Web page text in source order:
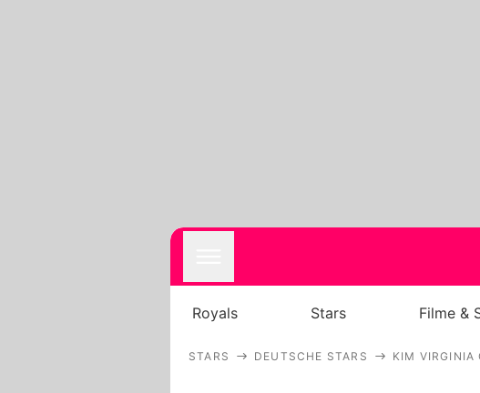
Royals Stars Filme &
STARS DEUTSCHE STARS KIM VIRGINIA